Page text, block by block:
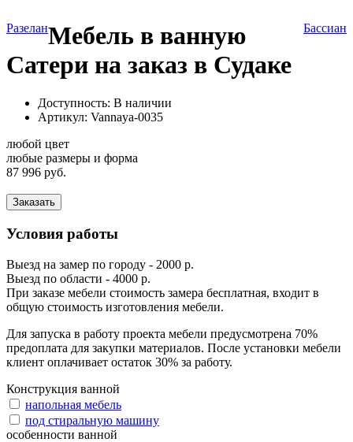
Разелан Бассиан
Мебель в ванную
Сатери на заказ в Судаке
Доступность: В наличии
Артикул: Vannaya-0035
любой цвет
любые размеры и форма
87 996 руб.
Заказать
Условия работы
Выезд на замер по городу - 2000 р.
Выезд по области - 4000 р.
При заказе мебели стоимость замера бесплатная, входит в
общую стоимость изготовления мебели.
Для запуска в работу проекта мебели предусмотрена 70%
предоплата для закупки материалов. После установки мебели
клиент оплачивает остаток 30% за работу.
Конструкция ванной
напольная мебель
под стиральную машину
особенности ванной